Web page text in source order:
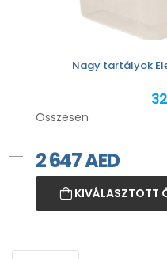
Nagy tartályok
Összesen
2 647AED
KIVÁLASZTOTT